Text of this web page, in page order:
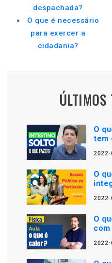
despachada?
O que é necessário
para exercer a
cidadania?
ÚLTIMOS
O
tem
O
O